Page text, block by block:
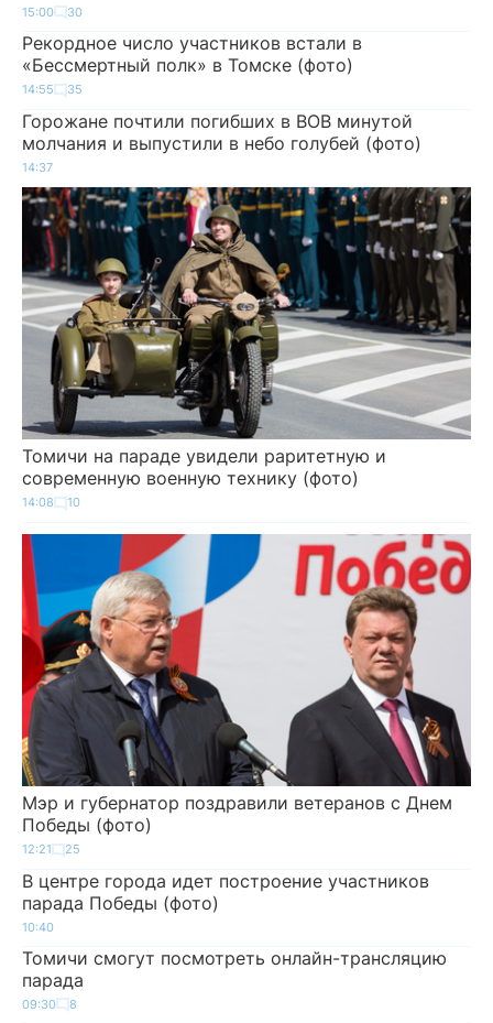
15:00 30
Рекордное число участников встали в
«Бессмертный полк» в Томске (фото)
14:55 35
Горожане почтили погибших в ВОВ минутой
молчания и выпустили в небо голубей (фото)
14:37
Томичи на параде увидели раритетную и
современную военную технику (фото)
14:08 10
Мэр и губернатор поздравили ветеранов с Днем
Победы (фото)
12:21 25
В центре города идет построение участников
парада Победы (фото)
10:40
Томичи смогут посмотреть онлайн-трансляцию
парада
09:30 8